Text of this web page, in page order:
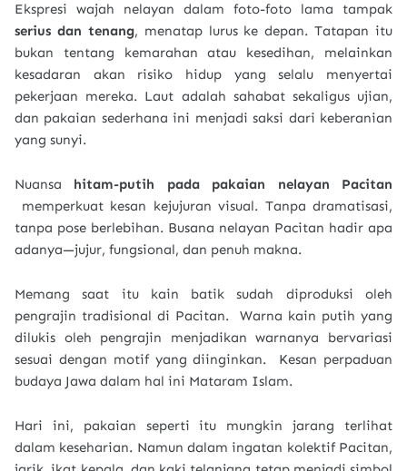
Ekspresi wajah nelayan dalam foto-foto lama tampak
serius dan tenang, menatap lurus ke depan. Tatapan itu
bukan tentang kemarahan atau kesedihan, melainkan
kesadaran akan risiko hidup yang selalu menyertai
pekerjaan mereka. Laut adalah sahabat sekaligus ujian,
dan pakaian sederhana ini menjadi saksi dari keberanian
yang sunyi.
Nuansa hitam-putih pada pakaian nelayan Pacitan
memperkuat kesan kejujuran visual. Tanpa dramatisasi,
tanpa pose berlebihan. Busana nelayan Pacitan hadir apa
adanya—jujur, fungsional, dan penuh makna.
Memang saat itu kain batik sudah diproduksi oleh
pengrajin tradisional di Pacitan. Warna kain putih yang
dilukis oleh pengrajin menjadikan warnanya bervariasi
sesuai dengan motif yang diinginkan. Kesan perpaduan
budaya Jawa dalam hal ini Mataram Islam.
Hari ini, pakaian seperti itu mungkin jarang terlihat
dalam keseharian. Namun dalam ingatan kolektif Pacitan,